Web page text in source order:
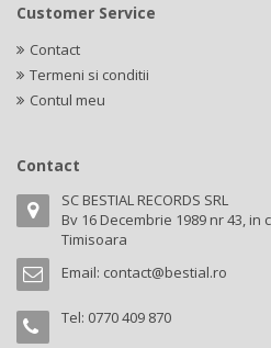
Customer Service
Contact
Termeni si conditii
Contul meu
Contact
SC BESTIAL RECORDS SRL
Bv 16 Decembrie 1989 nr 43, in
Timisoara
Email: contact@bestial.ro
Tel: 0770 409 870